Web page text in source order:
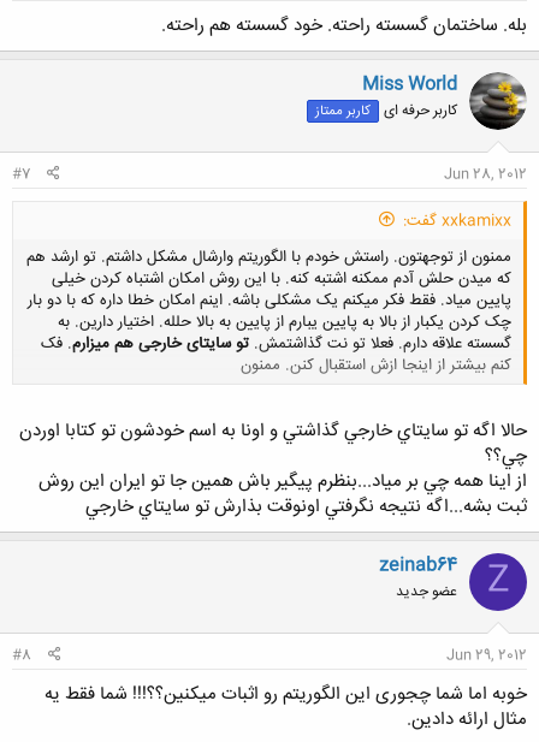
بله. ساختمان گسسته راحته. خود گسسته هم راحته.
Miss World
کاربر حرفه ای کاربر ممتاز
Jun 28, 2012
#7
xxkamixx گفت:
ممنون از توجهتون. راستش خودم با الگوریتم وارشال مشکل داشتم. تو ارشد هم
که میدن حلش آدم ممکنه اشتبه کنه. با این روش امکان اشتباه کردن خیلی
پایین میاد. فقط فکر میکنم یک مشکلی باشه. اینم امکان خطا داره که با دو بار
چک کردن یکبار از بالا به پایین یبارم از پایین به بالا حلله. اختیار دارین. به
گسسته علاقه دارم. فعلا تو نت گذاشتمش. تو سایتای خارجی هم میزارم. فک
کنم بیشتر از اینجا ازش استقبال کنن. ممنون
کلیک کنید تا باز شود...
حالا اگه تو سايتاي خارجي گذاشتي و اونا به اسم خودشون تو كتابا اوردن
چي؟؟
از اينا همه چي بر مياد...بنظرم پيگير باش همين جا تو ايران اين روش
ثبت بشه...اگه نتيجه نگرفتي اونوقت بذارش تو سايتاي خارجي
Z
zeinab64
عضو جدید
Jun 29, 2012
#8
خوبه اما شما چجوری این الگوریتم رو اثبات میکنین؟؟!!! شما فقط یه
مثال ارائه دادین.